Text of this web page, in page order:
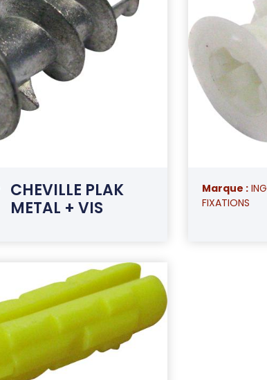
CHEVILLE PLAK
METAL + VIS
Marque : ING
FIXATIONS